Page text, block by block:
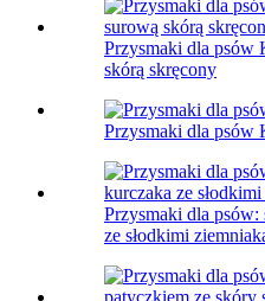
Przysmaki dla psów
skórą skręcony
Przysmaki dla psów
Przysmaki dla psów:
ze słodkimi